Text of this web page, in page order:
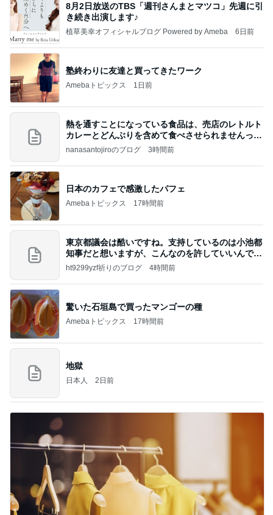
8月2日放送のTBS「週刊さんまとマツコ」先週に引
き続き出演します♪
植草美幸オフィシャルブログ Powered by Ameba 6日前
塾終わりに友達と買ってきたワーク
Amebaトピックス 1日前
熱を通すことになっている食品は、売店のレトルト
カレーとどんぶりを含めて食べさせられませんっ
て、男
nanasantojiroのブログ 3時間前
日本のカフェで感激したパフェ
Amebaトピックス 17時間前
東京都議会は酷いですね。支持しているのは小池都
知事だと想いますが、こんなのを許していいんです
か？
ht9299yzf祈りのブログ 4時間前
驚いた石垣島で買ったマンゴーの種
Amebaトピックス 17時間前
地獄
日本人 2日前